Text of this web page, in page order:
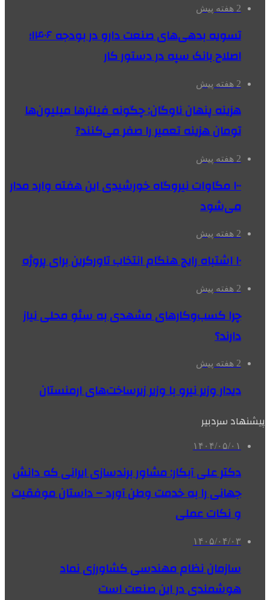
2 هفته پیش
تسویه بدهی‌های صنعت دارو در بودجه ۱۴۰۶؛
اصلاح بانک سپه در دستور کار
2 هفته پیش
هزینه پنهان ناوگان: چگونه فیلترها میلیون‌ها
تومان هزینه تعمیر را صفر می‌کنند?
2 هفته پیش
۱۰۰ مگاوات نیروگاه‌ خورشیدی این هفته وارد مدار
می‌شود
2 هفته پیش
۱۰ اشتباه رایج هنگام انتخاب تاورکرین برای پروژه
2 هفته پیش
چرا کسب‌وکارهای مشهدی به سئو محلی نیاز
دارند؟
2 هفته پیش
دیدار وزیر نیرو با وزیر زیرساخت‌های ارمنستان
پیشنهاد سردبیر
۱۴۰۴/۰۵/۰۱
دکتر علی آبکار: مشاور برندسازی ایرانی که دانش
جهانی را به خدمت وطن آورد – داستان موفقیت
و نکات عملی
۱۴۰۵/۰۴/۰۳
سازمان نظام مهندسی کشاورزی نماد
هوشمندی در این صنعت است